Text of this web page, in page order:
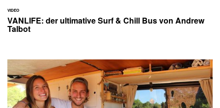
VIDEO
VANLIFE: der ultimative Surf & Chill Bus von Andrew
Talbot